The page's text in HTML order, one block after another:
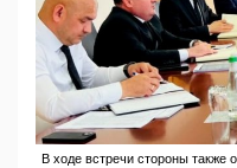
В ходе встречи стороны также